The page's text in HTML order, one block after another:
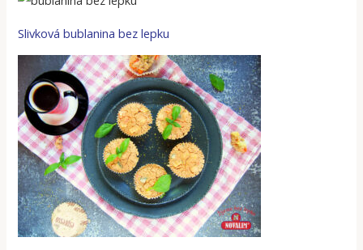
Slivková bublanina bez lepku